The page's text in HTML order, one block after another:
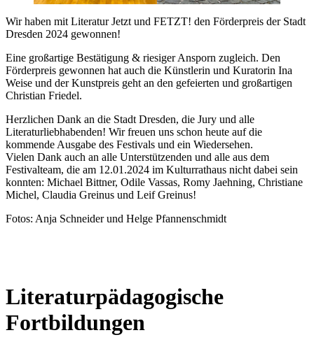
Wir haben mit Literatur Jetzt und FETZT! den Förderpreis der Stadt
Dresden 2024 gewonnen!
Eine großartige Bestätigung & riesiger Ansporn zugleich. Den
Förderpreis gewonnen hat auch die Künstlerin und Kuratorin Ina
Weise und der Kunstpreis geht an den gefeierten und großartigen
Christian Friedel.
Herzlichen Dank an die Stadt Dresden, die Jury und alle
Literaturliebhabenden! Wir freuen uns schon heute auf die
kommende Ausgabe des Festivals und ein Wiedersehen.
Vielen Dank auch an alle Unterstützenden und alle aus dem
Festivalteam, die am 12.01.2024 im Kulturrathaus nicht dabei sein
konnten: Michael Bittner, Odile Vassas, Romy Jaehning, Christiane
Michel, Claudia Greinus und Leif Greinus!
Fotos: Anja Schneider und Helge Pfannenschmidt
Literaturpädagogische
Fortbildungen